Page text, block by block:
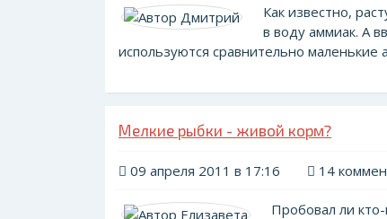
Как известно,
в воду аммиак. А
используются сравнительно
Мелкие рыбки - живой корм?
09 апреля 2011 в 17:16 14
Пробовал ли